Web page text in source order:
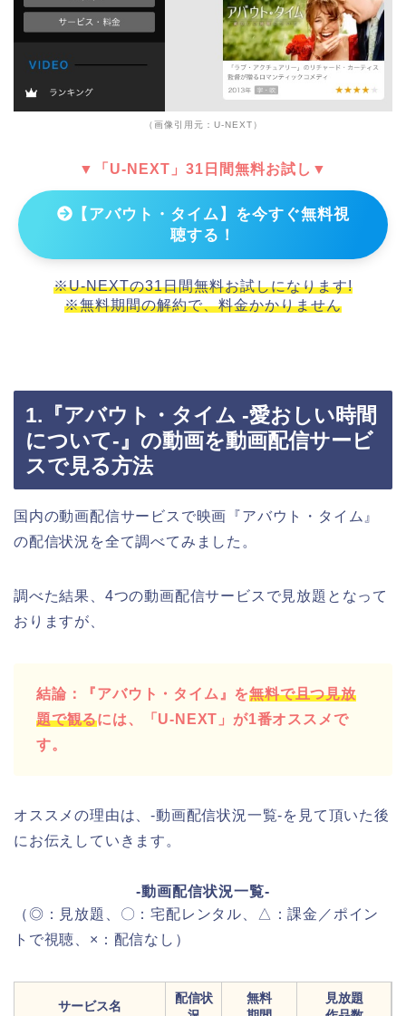
（画像引用元：U-NEXT）
▼「U-NEXT」31日間無料お試し▼
【アバウト・タイム】を今すぐ無料視
聴する！
※U-NEXTの31日間無料お試しになります!
※無料期間の解約で、料金かかりません
1.『アバウト・タイム -愛おしい時間
について-』の動画を動画配信サービ
スで見る方法
国内の動画配信サービスで映画『アバウト・タイム』
の配信状況を全て調べてみました。
調べた結果、4つの動画配信サービスで見放題となって
おりますが、
結論：『アバウト・タイム』を無料で且つ見放
題で観るには、「U-NEXT」が1番オススメで
す。
オススメの理由は、-動画配信状況一覧-を見て頂いた後
にお伝えしていきます。
-動画配信状況一覧-
（◎：見放題、〇：宅配レンタル、△：課金／ポイン
トで視聴、×：配信なし）
サービス名
配信状
無料
見放題